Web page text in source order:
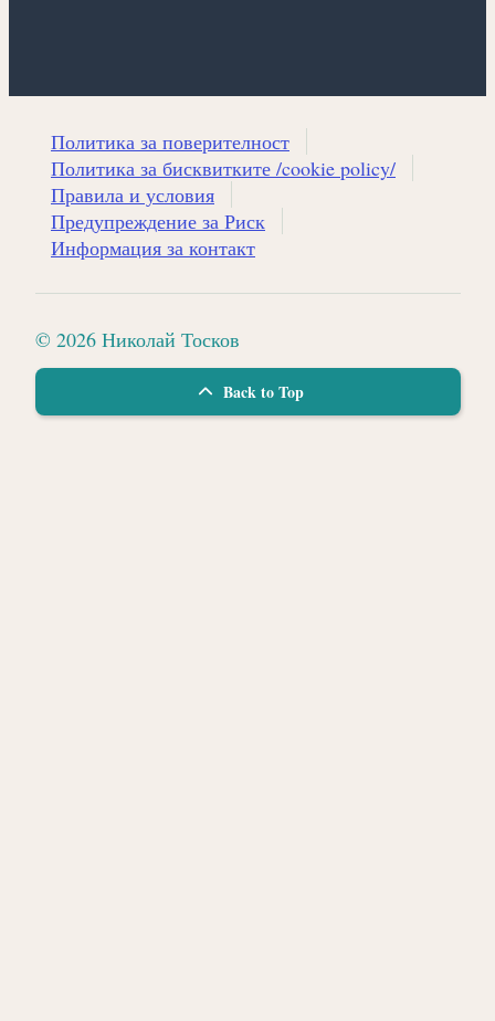
Политика за поверителност
Политика за бисквитките /cookie policy/
Правила и условия
Предупреждение за Риск
Информация за контакт
© 2026 Николай Тосков
Back to Top